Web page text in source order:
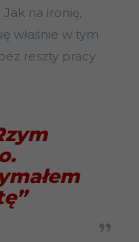
na ironię,
właśnie w tym
reszty pracy